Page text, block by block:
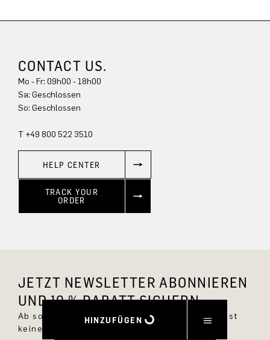
HINZUFÜGEN
CONTACT US.
Mo - Fr: 09h00 - 18h00
Sa: Geschlossen
So: Geschlossen
T +49 800 522 3510
HELP CENTER
TRACK YOUR
ORDER
JETZT NEWSLETTER ABONNIEREN
UND 10 % RABATT SICHERN.
Ab sofort bist Du immer up to date und verpasst
keine neuen Styles im DRYKORN Online Shop.